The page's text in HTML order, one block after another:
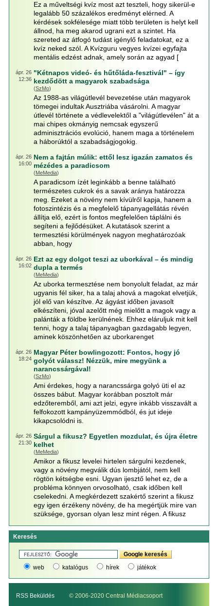
Ez a műveltségi kvíz most azt teszteli, hogy sikerül-e
legalább 50 százalékos eredményt elérned. A
kérdések sokfélesége miatt több területen is helyt kell
állnod, ha meg akarod ugrani ezt a szintet. Ha
szereted az átfogó tudást igénylő feladatokat, ez a
kvíz neked szól. A Kvízguru vegyes kvízei egyfajta
mentális edzést adnak, amely során az agyad [
ápr. 26
12:36
"Kétnapos videó- és hűtőláda-fesztivál" – így
kezdődött a magyarok szabadsága
(SzMo)
Az 1988-as világútlevél bevezetése után magyarok
tömegei indultak Ausztriába vásárolni. A magyar
útlevél története a védlevelektől a "világútlevélen" át a
mai chipes okmányig nemcsak egyszerű
adminisztrációs evolúció, hanem maga a történelem
a háborúktól a szabadságjogokig.
ápr. 26
16:00
Nem a fajtán múlik: ettől lesz igazán zamatos és
mézédes a paradicsom
(MeMedia)
A paradicsom ízét leginkább a benne található
természetes cukrok és a savak aránya határozza
meg. Ezeket a növény nem kívülről kapja, hanem a
fotoszintézis és a megfelelő tápanyagellátás révén
állítja elő, ezért is fontos megfelelően táplálni és
segíteni a fejlődésüket. A kutatások szerint a
termesztési körülmények nagyon meghatározóak
abban, hogy
ápr. 26
16:02
Ezt az egy dolgot teszi az uborkával – és mindig
dupla a termés
(MeMedia)
Az uborka termesztése nem bonyolult feladat, az már
ugyanis fél siker, ha a talaj ahová a magokat elvetjük,
jól elő van készítve. Az ágyást időben javasolt
elkészíteni, jóval azelőtt még mielőtt a magok vagy a
palánták a földbe kerülnének. Ehhez eláruljuk mit kell
tenni, hogy a talaj tápanyagban gazdagabb legyen,
aminek köszönhetően az uborkarenget
ápr. 26
18:24
Magyar Péter bowlingozott: Fontos, hogy jó
golyót válassz! Nézzük, mire megyünk a
narancssárgával!
(SzMo)
Ami érdekes, hogy a narancssárga golyó üti el az
összes bábut. Magyar korábban posztolt már
edzőteremből, ami azt jelzi, egyre inkább visszavált a
felfokozott kampányüzemmódból, és jut ideje
kikapcsolódni is.
ápr. 26
21:30
Sárgul a fikusz? Egyetlen mozdulat, és újra életre
kelhet
(MeMedia)
Amikor a fikusz levelei hirtelen sárgulni kezdenek,
vagy a növény megválik dús lombjától, nem kell
rögtön kétségbe esni. Ugyan ijesztő lehet ez, de a
probléma könnyen orvosolható, csak időben kell
cselekedni. A megkérdezett szakértő szerint a fikusz
egy igen érzékeny növény, de ha megértjük mire van
szüksége, gyorsan olyan lesz mint régen. A fikusz
Keresés
web katalógus hírek játékok
RSS Beküldés © 2006-2020 Central Médiacsoport